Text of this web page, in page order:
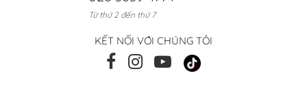
Từ thứ 2 đến thứ 7
KẾT NỐI VỚI CHÚNG TÔI